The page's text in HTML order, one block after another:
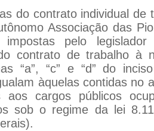
individual de
Associação das
impostas pelo
contrato de trabalho à
“a”, “c” e “d” do
àquelas contidas no
aos cargos públicos
sob o regime da lei